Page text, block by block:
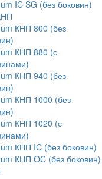
IC SG (без боковин)
КНП 800 (без
КНП 880 (с
КНП 940 (без
КНП 1000 (без
КНП 1020 (с
КНП IC (без боковин)
КНП OC (без боковин)